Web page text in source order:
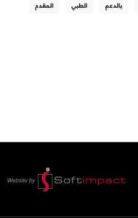
بالدعم الطبي المقدم